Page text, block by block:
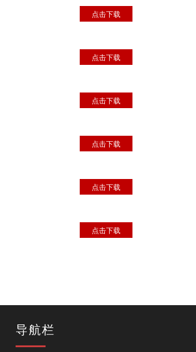
点击下载
点击下载
点击下载
点击下载
点击下载
点击下载
导航栏